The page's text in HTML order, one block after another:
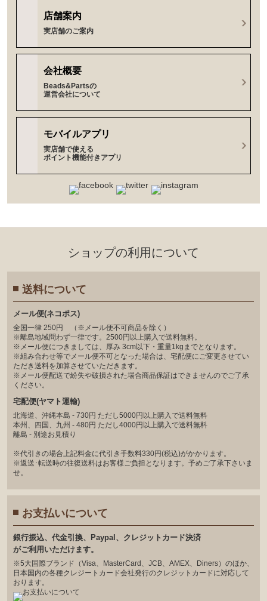
店舗案内
実店舗のご案内
会社概要
Beads&Partsの
運営会社について
モバイルアプリ
実店舗で使える
ポイント機能付きアプリ
ショップの利⽤について
送料について
メール便(ネコポス)
全国一律 250円 （※メール便不可商品を除く）
※離島地域問わず一律です。2500円以上購入で送料無料。
※メール便につきましては、厚み 3cm以下・重量1kgまでとなります。
※組み合わせ等でメール便不可となった場合は、宅配便にご変更させてい
ただき送料を加算させていただきます。
※メール便配送で紛失や破損された場合商品保証はできませんのでご了承
ください。
宅配便(ヤマト運輸)
北海道、沖縄本島 - 730円 ただし5000円以上購入で送料無料
本州、四国、九州 - 480円 ただし4000円以上購入で送料無料
離島 - 別途お見積り
※代引きの場合上記料金に代引き手数料330円(税込)がかかります。
※返送･転送時の往復送料はお客様ご負担となります。予めご了承下さいま
せ。
お支払いについて
銀⾏振込、代⾦引換、Paypal、クレジットカード決済
がご利⽤いただけます。
※5大国際ブランド（Visa、MasterCard、JCB、AMEX、Diners）のほか、
日本国内の各種クレジートカード会社発行のクレジットカードに対応して
おります。